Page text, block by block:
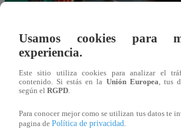
Mujeres indígenas y amazónicas del Perú
denuncian ante ONU que no se respeta su
derecho a la consulta previa
Usamos cookies para
experiencia.
Este sitio utiliza cookies para analizar el
contenido. Si estás en la Unión Europea , tus
según el RGPD
Para conocer mejor como se utilizan tus datos te
pagina de Política de privacidad